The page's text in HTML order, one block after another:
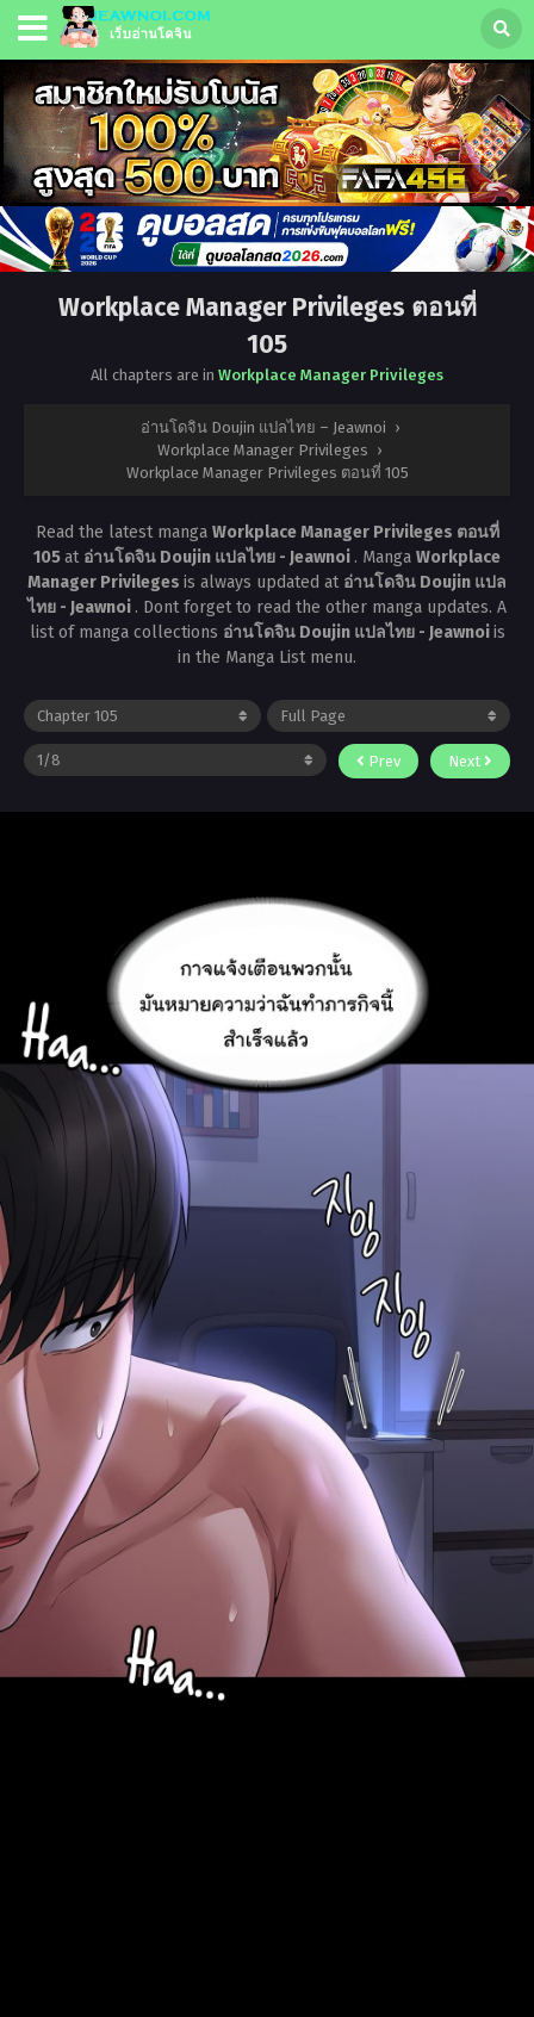
Workplace Manager Privileges ตอนที่
105
All chapters are in Workplace Manager Privileges
อ่านโดจิน Doujin แปลไทย – Jeawnoi ›
Workplace Manager Privileges ›
Workplace Manager Privileges ตอนที่ 105
Read the latest manga Workplace Manager Privileges ตอนที่
105at อ่านโดจิน Doujin แปลไทย - Jeawnoi . Manga Workplace
Manager Privileges is always updated at อ่านโดจิน Doujin แปล
ไทย - Jeawnoi . Dont forget to read the other manga updates. A
list of manga collections อ่านโดจิน Doujin แปลไทย - Jeawnoiis
in the Manga List menu.
Prev Next